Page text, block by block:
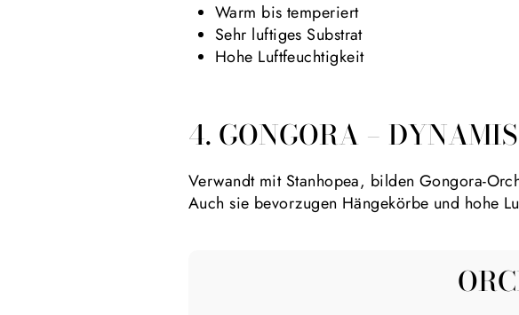
Warm bis temperiert
Sehr luftiges Substrat
Hohe Luftfeuchtigkeit
4. GONGORA –
Verwandt mit Stanhopea, bilden Gongora-
Auch sie bevorzugen Hängekörbe und hohe